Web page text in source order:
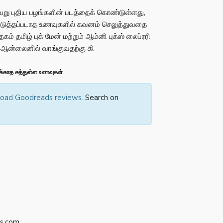
புதிய பழங்களின் படத்தைக் கொண்டுள்ளது,
உணவுகளில் கவனம் செலுத்துவதை
தமிழ் புக் மேன் மற்றும் ஆம்னி புக்ஸ் லைப்ரரி
வாங்குவதற்கு கி
சத்துள்ள உணவுகள்
Goodreads reviews. Search on